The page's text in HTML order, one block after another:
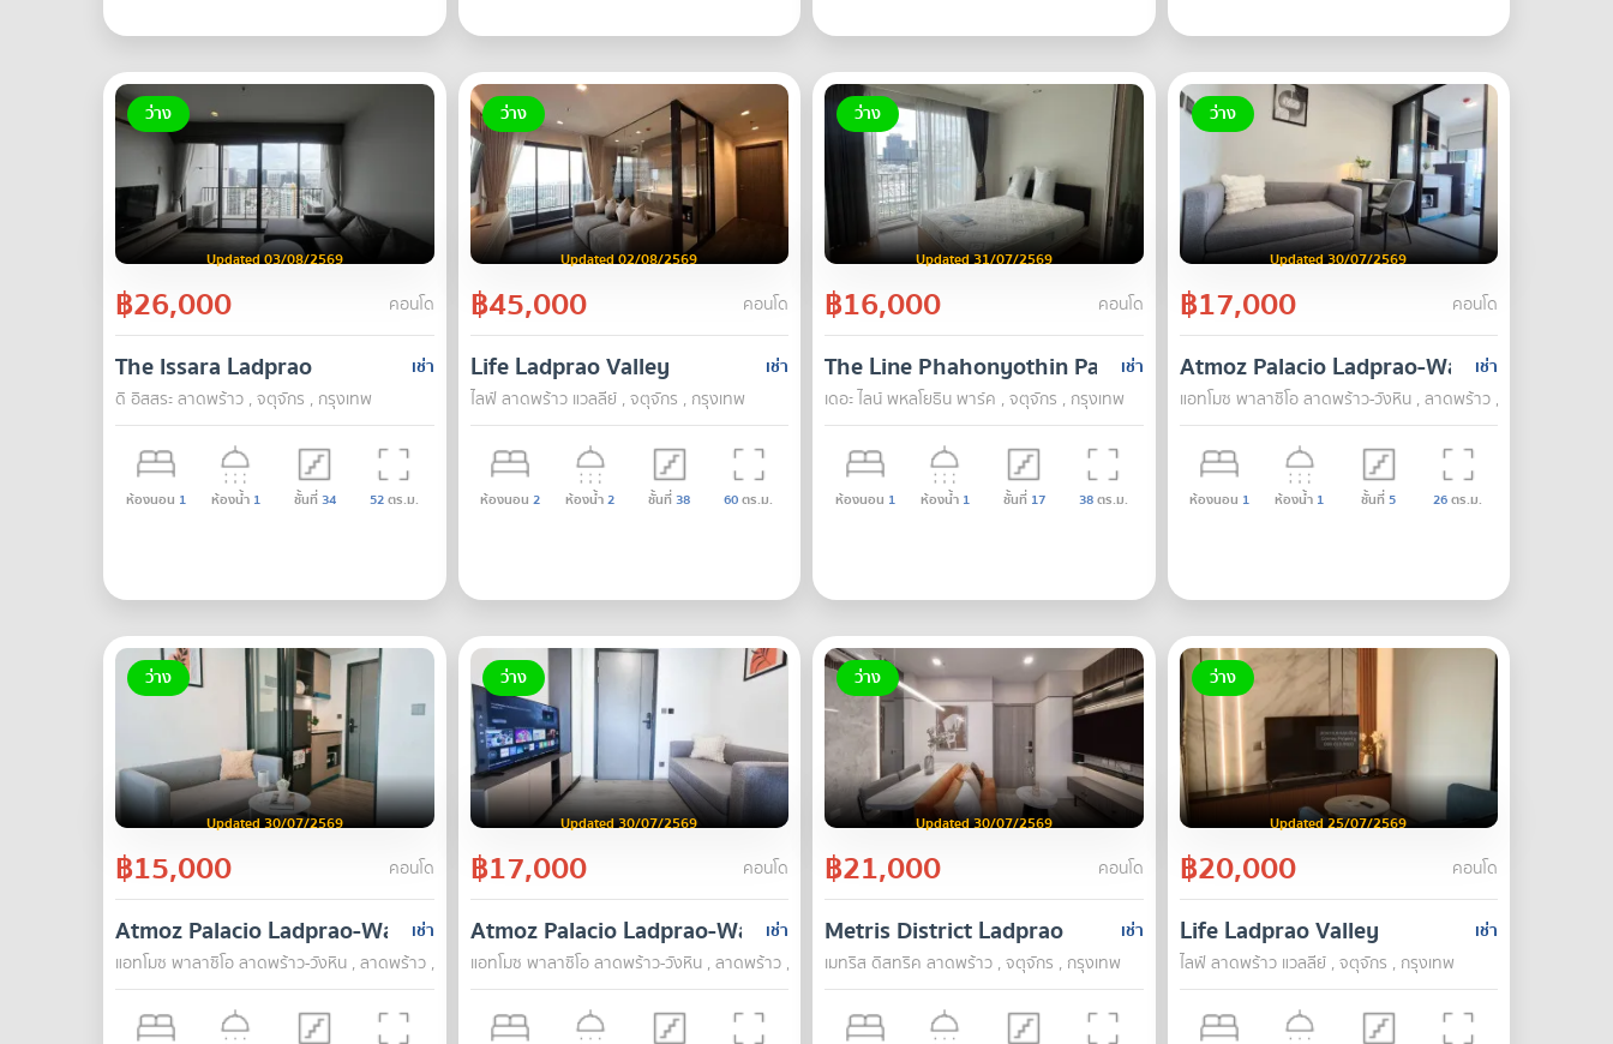
ว่าง
Updated 03/08/2569
฿26,000 คอนโด
เช่า
The Issara Ladprao
ดิ อิสสระ ลาดพร้าว , จตุจักร , กรุงเทพ
ห้องนอน 1 ห้องน้ำ 1 ชั้นที่34 52ตร.ม.
ว่าง
Updated 02/08/2569
฿45,000 คอนโด
เช่า
Life Ladprao Valley
ไลฟ์ ลาดพร้าว แวลลีย์ , จตุจักร , กรุงเทพ
ห้องนอน 2 ห้องน้ำ2 ชั้นที่38 60ตร.ม.
ว่าง
Updated 31/07/2569
฿16,000 คอนโด
เช่า
The Line Phahonyothin Park
เดอะ ไลน์ พหลโยธิน พาร์ค , จตุจักร , กรุงเทพ
ห้องนอน 1 ห้องน้ำ 1 ชั้นที่ 17 38ตร.ม.
ว่าง
Updated 30/07/2569
฿17,000 คอนโด
เช่า
Atmoz Palacio Ladprao-Wanghin
แอทโมซ พาลาซิโอ ลาดพร้าว-วังหิน , ลาดพร้าว , กรุงเทพ
ห้องนอน 1 ห้องน้ำ 1 ชั้นที่5 26ตร.ม.
ว่าง
Updated 30/07/2569
฿15,000 คอนโด
เช่า
Atmoz Palacio Ladprao-Wanghin
แอทโมซ พาลาซิโอ ลาดพร้าว-วังหิน , ลาดพร้าว , กรุงเทพ
ว่าง
Updated 30/07/2569
฿17,000 คอนโด
เช่า
Atmoz Palacio Ladprao-Wanghin
แอทโมซ พาลาซิโอ ลาดพร้าว-วังหิน , ลาดพร้าว , กรุงเทพ
ว่าง
Updated 30/07/2569
฿21,000 คอนโด
เช่า
Metris District Ladprao
เมทริส ดิสทริค ลาดพร้าว , จตุจักร , กรุงเทพ
ว่าง
Updated 25/07/2569
฿20,000 คอนโด
เช่า
Life Ladprao Valley
ไลฟ์ ลาดพร้าว แวลลีย์ , จตุจักร , กรุงเทพ